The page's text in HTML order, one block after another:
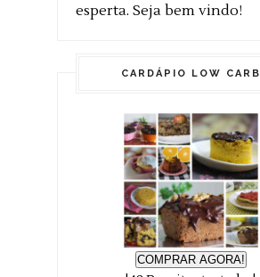
esperta. Seja bem vindo!
CARDÁPIO LOW CARB
COMPRAR AGORA!